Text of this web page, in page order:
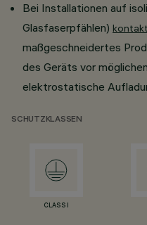
Bei Installationen auf
Glasfaserpfählen)
maßgeschneidertes
des Geräts vor
elektrostatische
SCHUTZKLASSEN
CLASS I